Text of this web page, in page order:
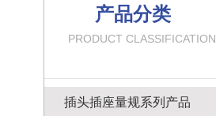
产品分类
PRODUCT CLASSIFICATION
插头插座量规系列产品